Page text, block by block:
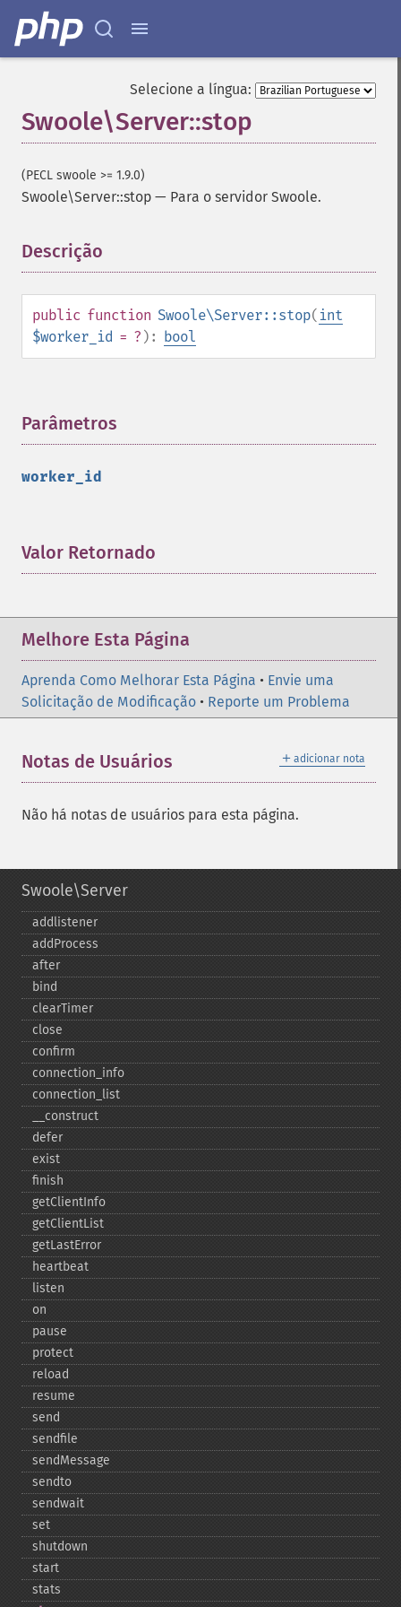
Selecione a língua:
Swoole\Server::stop
(PECL swoole >= 1.9.0)
Swoole\Server::stop — Para o servidor Swoole.
Descrição
public function Swoole\Server::stop( int
$worker_id = ? ): bool
Parâmetros
worker_id
Valor Retornado
Melhore Esta Página
Aprenda Como Melhorar Esta Página • Envie uma
Solicitação de Modificação • Reporte um Problema
＋ adicionar nota
Notas de Usuários
Não há notas de usuários para esta página.
Swoole\Server
addlistener
addProcess
after
bind
clearTimer
close
confirm
connection_​info
connection_​list
_​_​construct
defer
exist
finish
getClientInfo
getClientList
getLastError
heartbeat
listen
on
pause
protect
reload
resume
send
sendfile
sendMessage
sendto
sendwait
set
shutdown
start
stats